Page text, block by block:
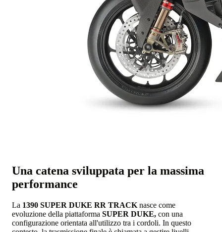
Una catena sviluppata per la massima
performance
La 1390 SUPER DUKE RR TRACK nasce come
evoluzione della piattaforma SUPER DUKE, con una
configurazione orientata all'utilizzo tra i cordoli. In questo